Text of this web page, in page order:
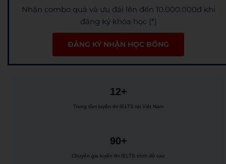
Nhận combo quà và ưu đãi lên đến 10.000.000đ khi
đăng ký khóa học (*)
ĐĂNG KÝ NHẬN HỌC BỔNG
12+
Trung tâm luyện thi IELTS tại Việt Nam
90+
Chuyên gia luyện thi IELTS trình độ cao